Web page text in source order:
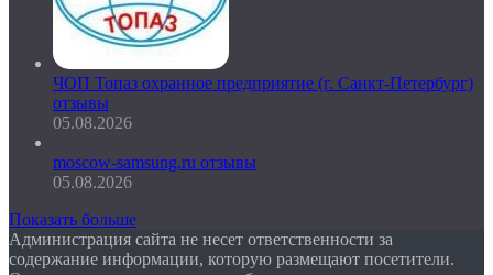
ЧОП Топаз охранное предприятие (г. Санкт-Петербург)
отзывы
05.08.2026
moscow-samsung.ru отзывы
05.08.2026
Показать больше
Администрация сайта не несет ответственности за
содержание информации, которую размещают посетители.